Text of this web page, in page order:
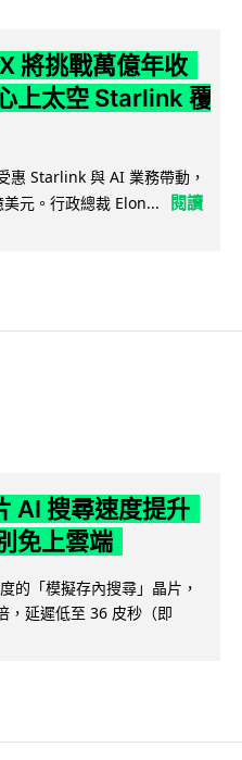
將挑戰萬億年收
上太空 Starlink 覆
惠 Starlink 與 AI 業務帶動，
元。行政總裁 Elon...
閱讀
AI 搜尋速度提升
免上雲端
的「模擬存內搜尋」晶片，
，延遲低至 36 皮秒（即